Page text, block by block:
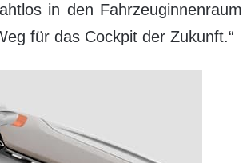
in den Fahrzeuginnenraum
für das Cockpit der Zukunft.“